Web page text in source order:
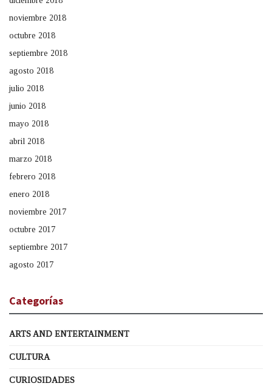
noviembre 2018
octubre 2018
septiembre 2018
agosto 2018
julio 2018
junio 2018
mayo 2018
abril 2018
marzo 2018
febrero 2018
enero 2018
noviembre 2017
octubre 2017
septiembre 2017
agosto 2017
Categorías
ARTS AND ENTERTAINMENT
CULTURA
CURIOSIDADES